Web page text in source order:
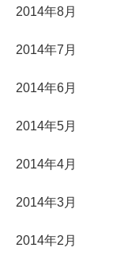
2014年8月
2014年7月
2014年6月
2014年5月
2014年4月
2014年3月
2014年2月